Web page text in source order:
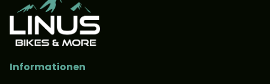
Informationen